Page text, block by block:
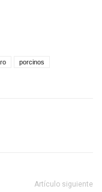
porcinos
Artículo siguiente